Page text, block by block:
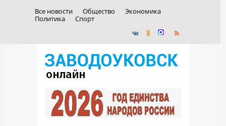
Все новости Общество
Экономика
Политика
Спорт